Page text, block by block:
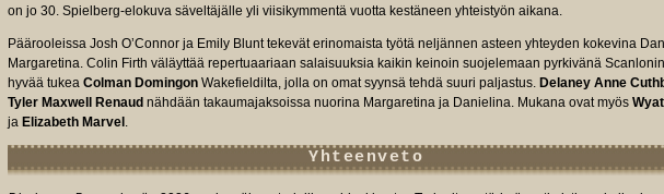
on jo 30. Spielberg-elokuva säveltäjälle yli viisikymmentä vuotta kestäneen yhteistyön aikana.
Päärooleissa Josh O’Connor ja Emily Blunt tekevät erinomaista työtä neljännen asteen yhteyden kokevina
Margaretina. Colin Firth väläyttää repertuaariaan salaisuuksia kaikin keinoin suojelemaan pyrkivänä
hyvää tukea Colman Domingon Wakefieldilta, jolla on omat syynsä tehdä suuri paljastus. Delaney Anne
Tyler Maxwell Renaud nähdään takaumajaksoissa nuorina Margaretina ja Danielina. Mukana ovat myös
ja Elizabeth Marvel .
Yhteenveto